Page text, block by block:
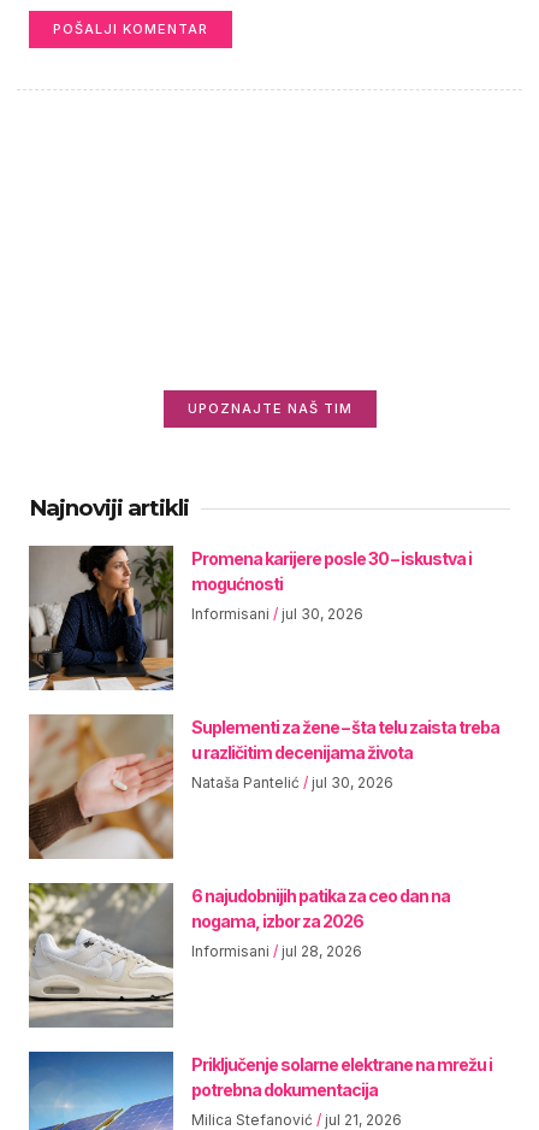
UPOZNAJTE NAŠ TIM
Najnoviji artikli
Promena karijere posle 30 – iskustva i
mogućnosti
Informisani jul 30, 2026
Suplementi za žene – šta telu zaista treba
u različitim decenijama života
Nataša Pantelić jul 30, 2026
6 najudobnijih patika za ceo dan na
nogama, izbor za 2026
Informisani jul 28, 2026
Priključenje solarne elektrane na mrežu i
potrebna dokumentacija
Milica Stefanović jul 21, 2026